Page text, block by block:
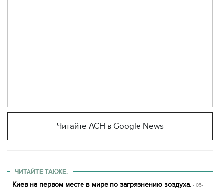
Читайте АСН в Google News
ЧИТАЙТЕ ТАКЖЕ.
Киев на первом месте в мире по загрязнению воздуха. - 05-